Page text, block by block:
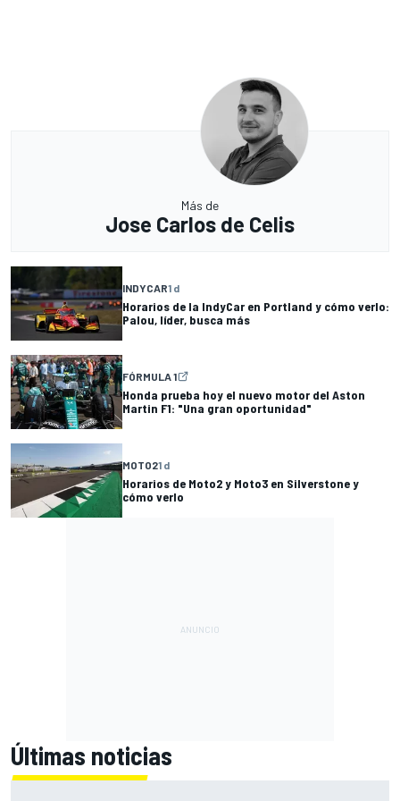
Más de
Jose Carlos de Celis
INDYCAR1 d
Horarios de la IndyCar en Portland y cómo verlo:
Palou, líder, busca más
FÓRMULA 1
Honda prueba hoy el nuevo motor del Aston
Martin F1: "Una gran oportunidad"
MOTO21 d
Horarios de Moto2 y Moto3 en Silverstone y
cómo verlo
Últimas noticias